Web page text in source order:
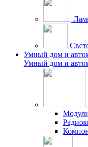
Умный дом и
Умный дом и